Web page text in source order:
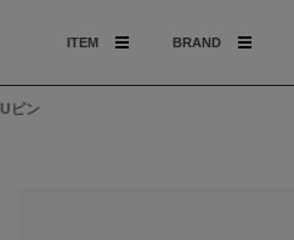
ITEM BRAND
Uピン